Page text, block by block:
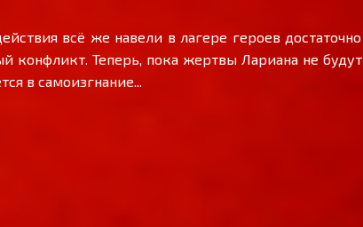
всё же навели в лагере героев достаточно
конфликт. Теперь, пока жертвы Лариана не будут
в самоизгнание...